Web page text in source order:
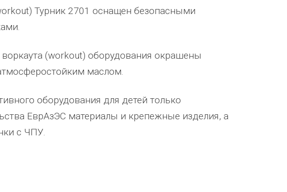
Ура! Наконец то у
появилась детская
жителя, нет магазина,
Уважаемый Александр
ТОО Егеменди Курылыс выражает
Турник 2701 оснащен безопасными
(workout) оборудования окрашены
маслом.
оборудования для детей только
ЕврАзЭС материалы и крепежные изделия, а
с ЧПУ.